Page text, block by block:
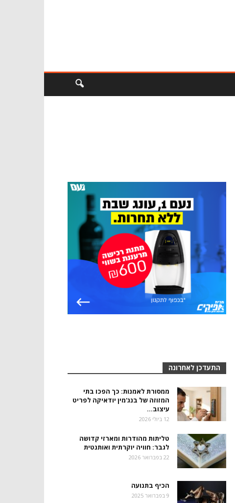
התעדכן לאחרונה
ממסורת לאמנות: כך הפכו בתי
המזוזה של בנג'מין יודאיקה לפריט
עיצוב...
12 ביולי 2026
טליתות מהודרות ומארזי קדושה
לגבר: חוויה יוקרתית ואותנטית
22 בפברואר 2026
הכיף בתנועה
9 בפברואר 2025